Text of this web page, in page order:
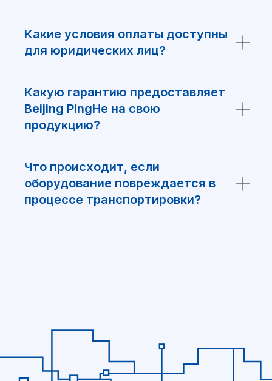
Какие условия оплаты доступны
для юридических лиц?
Какую гарантию предоставляет
Beijing PingHe на свою
продукцию?
Что происходит, если
оборудование повреждается в
процессе транспортировки?
ЧТО ИСКАЛИ?
аналоги нашего производства.